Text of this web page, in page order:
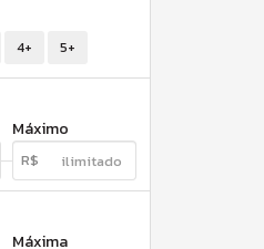
4+ 5+
Máximo
Máxima